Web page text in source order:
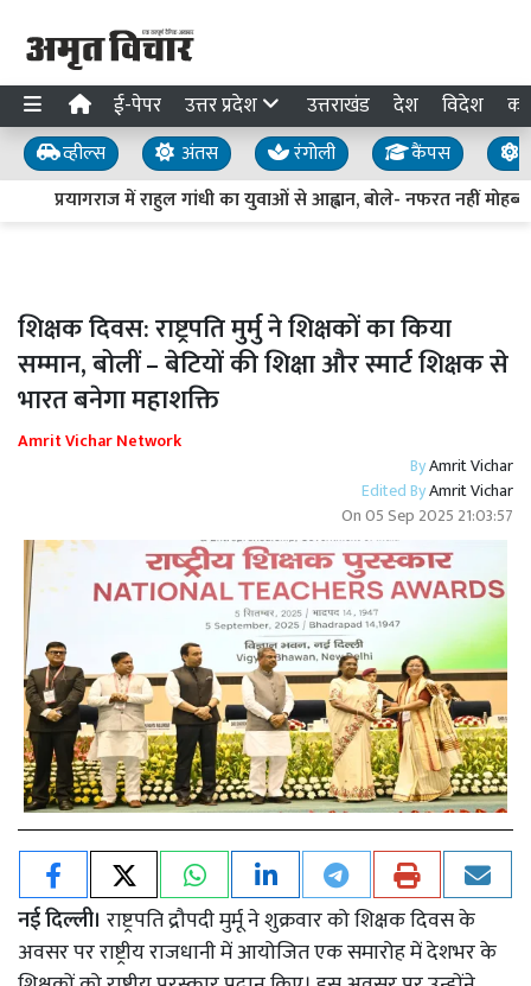
ई-पेपर उत्तर प्रदेश उत्तराखंड देश विदेश
व्हील्स अंतस रंगोली कैंपस
प्रयागराज में राहुल गांधी का युवाओं से आह्वान, बोले- नफरत नहीं
शिक्षक दिवस: राष्ट्रपति मुर्मु ने शिक्षकों का किया
सम्मान, बोलीं – बेटियों की शिक्षा और स्मार्ट शिक्षक से
भारत बनेगा महाशक्ति
Amrit Vichar Network
ByAmrit Vichar
Edited ByAmrit Vichar
On05 Sep 2025 21:03:57
नई दिल्ली। राष्ट्रपति द्रौपदी मुर्मू ने शुक्रवार को शिक्षक दिवस के
अवसर पर राष्ट्रीय राजधानी में आयोजित एक समारोह में देशभर के